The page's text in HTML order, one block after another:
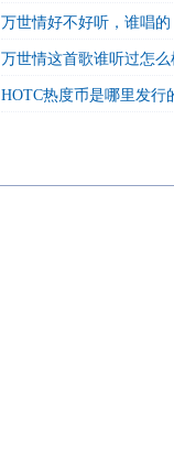
万世情好不好听，谁唱的
万世情这首歌谁听过怎么
HOTC热度币是哪里发行